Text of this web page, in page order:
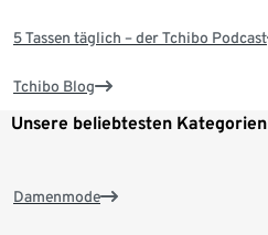
5 Tassen täglich – der Tchibo Podcast
Tchibo Blog
Unsere beliebtesten Kategorien
Damenmode